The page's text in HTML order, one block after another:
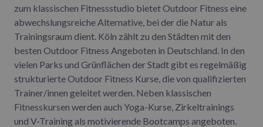
zum klassischen Fitnessstudio bietet Outdoor Fitness eine
abwechslungsreiche Alternative, bei der die Natur als
Trainingsraum dient. Köln zählt zu den Städten mit den
besten Outdoor Fitness Angeboten in Deutschland. In den
vielen Parks und Grünflächen der Stadt gibt es regelmäßig
strukturierte Outdoor Fitness Kurse, die von qualifizierten
Trainer/innen geleitet werden. Neben klassischen
Fitnesskursen werden auch Yoga-Kurse, Zirkeltrainings
und V-Training als motivierende Bootcamps angeboten.